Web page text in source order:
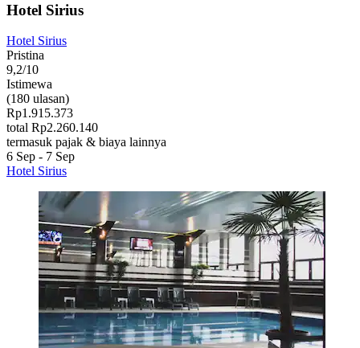
Hotel Sirius
Hotel Sirius
Pristina
9,2/10
Istimewa
(180 ulasan)
Rp1.915.373
total Rp2.260.140
termasuk pajak & biaya lainnya
6 Sep - 7 Sep
Hotel Sirius